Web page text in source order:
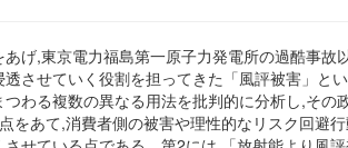
げ,東京電力福島第一原子力発電所の過酷事
させていく役割を担ってきた「風評被害」と
わる複数の異なる用法を批判的に分析し,そ
をあて,消費者側の被害や理性的なリスク回避